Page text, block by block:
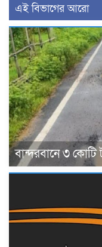
এই বিভাগের আরো
বান্দরবানে ৩ কোটি